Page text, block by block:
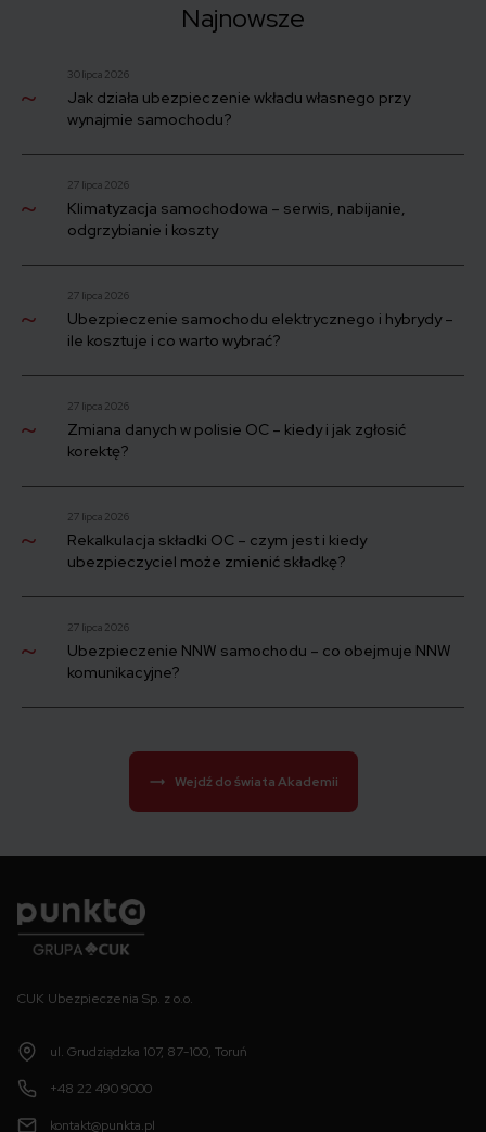
odpowiemy w niniejszym artykule.
Najnowsze
30 lipca 2026
Jak działa ubezpieczenie wkładu własnego przy
wynajmie samochodu?
27 lipca 2026
Klimatyzacja samochodowa – serwis, nabijanie,
odgrzybianie i koszty
27 lipca 2026
Ubezpieczenie samochodu elektrycznego i hybrydy –
ile kosztuje i co warto wybrać?
27 lipca 2026
Zmiana danych w polisie OC – kiedy i jak zgłosić
korektę?
27 lipca 2026
Rekalkulacja składki OC – czym jest i kiedy
ubezpieczyciel może zmienić składkę?
27 lipca 2026
Ubezpieczenie NNW samochodu – co obejmuje NNW
komunikacyjne?
Wejdź do świata Akademii
CUK Ubezpieczenia Sp. z o.o.
ul. Grudziądzka 107, 87-100, Toruń
+48 22 490 9000
kontakt@punkta.pl